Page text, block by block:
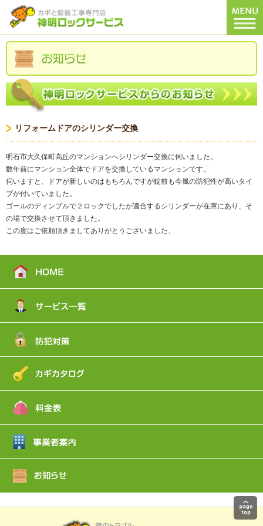
リフォームドアのシリンダー交換
明石市大久保町高丘のマンションへシリンダー交換に伺いました。
数年前にマンション全体でドアを交換しているマンションです。
伺いますと、ドアが新しいのはもちろんですが錠前も今風の防犯性が高いタイ
プが付いていました。
ゴールのディンプルで２ロックでしたが適合するシリンダーが在庫にあり、そ
の場で交換させて頂きました。
この度はご依頼頂きましてありがとうございました、